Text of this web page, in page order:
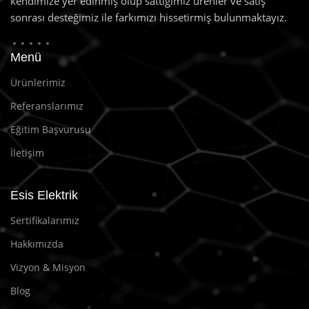
sonrası desteğimiz ile farkımızı hissetirmiş bulunmaktayız.
Menü
Ürünlerimiz
Referanslarımız
Eğitim Başvurusu
İletişim
Esis Elektrik
Sertifikalarımız
Hakkımızda
Vizyon & Misyon
Blog